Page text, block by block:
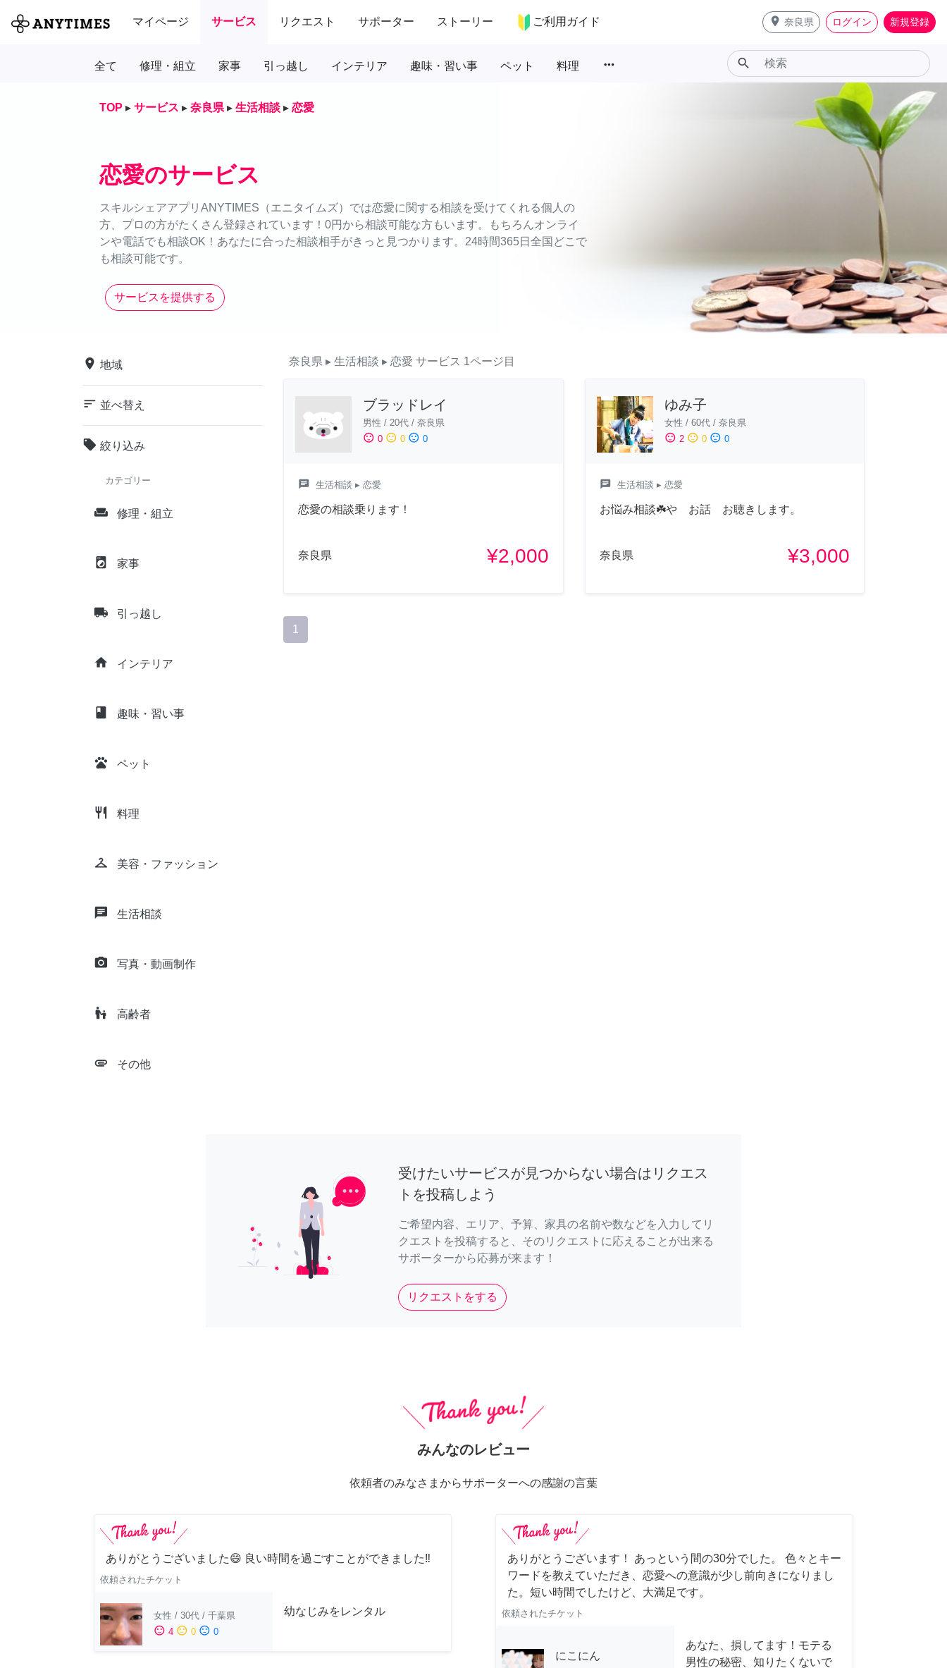
マイページ サービス リクエスト サポーター ストーリー ご利用ガイド place 奈良県 ログイン 新規登録
全て 修理・組立 家事 引っ越し インテリア 趣味・習い事 ペット 料理 more_horiz search
TOP ▸ サービス ▸ 奈良県 ▸ 生活相談 ▸ 恋愛
恋愛のサービス
スキルシェアアプリANYTIMES（エニタイムズ）では恋愛に関する相談を受けてくれる個人の
方、プロの方がたくさん登録されています！0円から相談可能な方もいます。もちろんオンライ
ンや電話でも相談OK！あなたに合った相談相手がきっと見つかります。24時間365日全国どこで
も相談可能です。
サービスを提供する
place 地域
sort 並べ替え
local_offer 絞り込み
カテゴリー
weekend 修理・組立
local_laundry_service 家事
local_shipping 引っ越し
home インテリア
class 趣味・習い事
pets ペット
restaurant 料理
checkroom 美容・ファッション
chat 生活相談
camera_alt 写真・動画制作
escalator_warning 高齢者
attachment その他
奈良県 ▸ 生活相談 ▸ 恋愛 サービス 1ページ目
ブラッドレイ
男性 / 20代 / 奈良県
sentiment_satisfied 0 sentiment_neutral 0 sentiment_dissatisfied 0
chat 生活相談 ▸ 恋愛
恋愛の相談乗ります！
奈良県 ¥2,000
ゆみ子
女性 / 60代/ 奈良県
sentiment_satisfied 2 sentiment_neutral 0 sentiment_dissatisfied 0
chat 生活相談 ▸ 恋愛
お悩み相談☘️や お話 お聴きします。
奈良県 ¥3,000
1
受けたいサービスが見つからない場合はリクエス
トを投稿しよう
ご希望内容、エリア、予算、家具の名前や数などを入力してリ
クエストを投稿すると、そのリクエストに応えることが出来る
サポーターから応募が来ます！
リクエストをする
みんなのレビュー
依頼者のみなさまからサポーターへの感謝の言葉
ありがとうございました😄 良い時間を過ごすことができました‼️
依頼されたチケット
女性 / 30代 / 千葉県
sentiment_satisfied 4 sentiment_neutral 0 sentiment_dissatisfied 0
幼なじみをレンタル
ありがとうございます！ あっという間の30分でした。 色々とキー
ワードを教えていただき、恋愛への意識が少し前向きになりまし
た。短い時間でしたけど、大満足です。
依頼されたチケット
にこにん
あなた、損してます！モテる
男性の秘密、知りたくないで